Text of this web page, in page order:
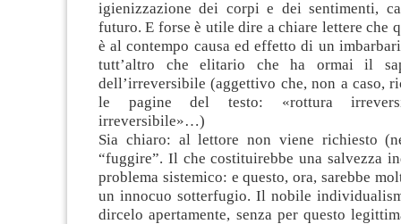
igienizzazione dei corpi e dei sentimenti,
futuro. E forse è utile dire a chiare lettere che
è al contempo causa ed effetto di un
tutt’altro che elitario che ha ormai il
dell’irreversibile (aggettivo che, non a caso,
le pagine del testo: «rottura
irreversibile»…)
Sia chiaro: al lettore non viene richiesto
“fuggire”. Il che costituirebbe una salvezza
problema sistemico: e questo, ora, sarebbe
un innocuo sotterfugio. Il nobile
dircelo apertamente, senza per questo